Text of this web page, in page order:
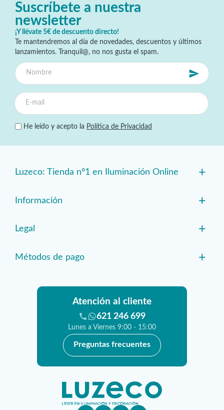
Suscríbete a nuestra
newsletter
¡Y llévate 5€ de descuento directo!
Te mantendremos al día de novedades, descuentos y últimos
lanzamientos. Tranquil@, no nos gusta el spam.
He leído y acepto la Política de Privacidad
Luzeco: Tienda nº1 en Iluminación Online +
Información +
Legal +
Métodos de pago +
Atención al cliente
621 246 699
Lunes a Viernes 9:00 - 15:00
Preguntas frecuentes